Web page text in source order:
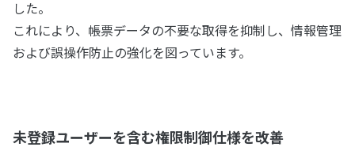
した。
これにより、帳票データの不要な取得を抑制し、情報管理
および誤操作防止の強化を図っています。
未登録ユーザーを含む権限制御仕様を改善